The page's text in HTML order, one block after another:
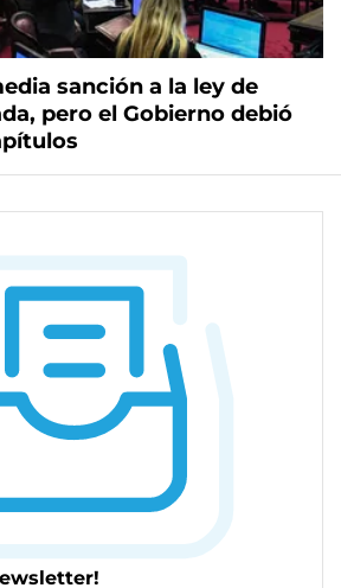
sanción a la ley de
pero el Gobierno debió